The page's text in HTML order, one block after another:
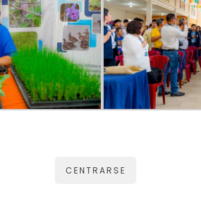
CENTRARSE